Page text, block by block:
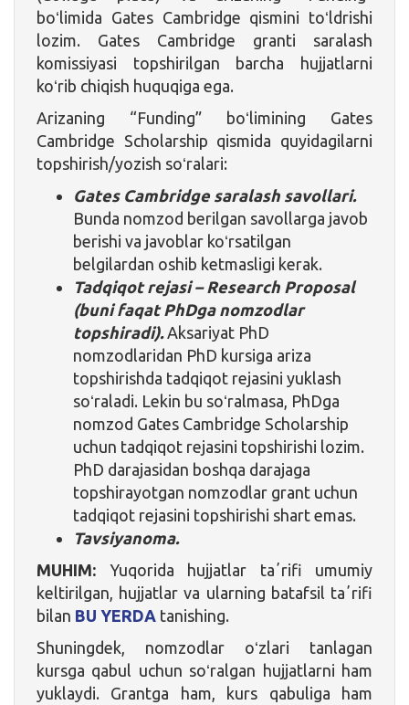
boʻlimida Gates Cambridge qismini toʻldrishi
lozim. Gates Cambridge granti saralash
komissiyasi topshirilgan barcha hujjatlarni
koʻrib chiqish huquqiga ega.
Arizaning “Funding” boʻlimining Gates
Cambridge Scholarship qismida quyidagilarni
topshirish/yozish soʻralari:
Gates Cambridge saralash savollari.
Bunda nomzod berilgan savollarga javob
berishi va javoblar koʻrsatilgan
belgilardan oshib ketmasligi kerak.
Tadqiqot rejasi – Research Proposal
(buni faqat PhDga nomzodlar
topshiradi).Aksariyat PhD
nomzodlaridan PhD kursiga ariza
topshirishda tadqiqot rejasini yuklash
soʻraladi. Lekin bu soʻralmasa, PhDga
nomzod Gates Cambridge Scholarship
uchun tadqiqot rejasini topshirishi lozim.
PhD darajasidan boshqa darajaga
topshirayotgan nomzodlar grant uchun
tadqiqot rejasini topshirishi shart emas.
Tavsiyanoma.
MUHIM: Yuqorida hujjatlar taʼrifi umumiy
keltirilgan, hujjatlar va ularning batafsil taʼrifi
bilan BU YERDA tanishing.
Shuningdek, nomzodlar oʻzlari tanlagan
kursga qabul uchun soʻralgan hujjatlarni ham
yuklaydi. Grantga ham, kurs qabuliga ham